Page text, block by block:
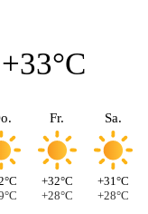
+33°C
Fr.
+32°C
+28°C
Sa.
+31°C
+28°C